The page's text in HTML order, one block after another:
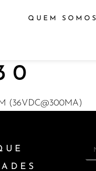
QUEM SOMOS
(36VDC@300MA)